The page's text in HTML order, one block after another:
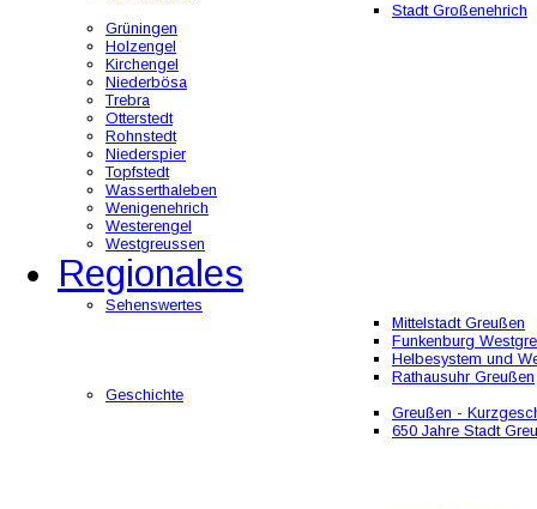
Stadt Großenehrich
Grüningen
Holzengel
Kirchengel
Niederbösa
Trebra
Otterstedt
Rohnstedt
Niederspier
Topfstedt
Wasserthaleben
Wenigenehrich
Westerengel
Westgreussen
Regionales
Sehenswertes
Mittelstadt Greußen
Funkenburg
Helbesystem und
Rathausuhr Greußen
Geschichte
Greußen -
650 Jahre Stadt